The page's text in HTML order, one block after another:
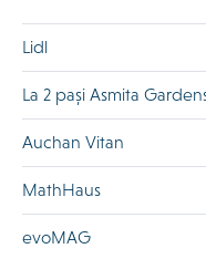
Lidl
La 2 pași Asmita
Auchan Vitan
MathHaus
evoMAG